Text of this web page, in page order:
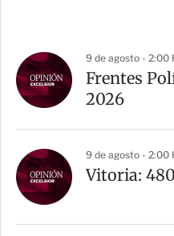
9 de agosto - 2:00
Frentes
2026
9 de agosto - 2:00
Vitoria: